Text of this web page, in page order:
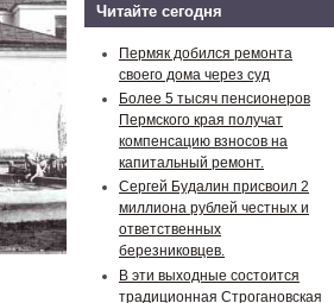
Читайте сегодня
Пермяк добился ремонта
своего дома через суд
Более 5 тысяч пенсионеров
Пермского края получат
компенсацию взносов на
капитальный ремонт.
Сергей Будалин присвоил 2
миллиона рублей честных и
ответственных
березниковцев.
В эти выходные состоится
традиционная Строгановская